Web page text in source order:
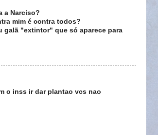
a Narciso?
mim é contra todos?
galã "extintor" que só aparece para
o inss ir dar plantao vcs nao